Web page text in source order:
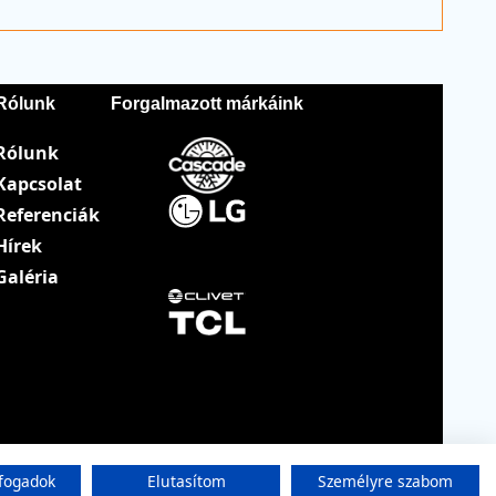
Forgalmazott márkáink
Elutasítom Személyre szabom